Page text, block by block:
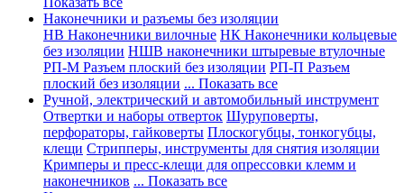
Наконечники и разъемы без изоляции
НВ Наконечники вилочные НК Наконечники кольцевые
без изоляции НШВ наконечники штыревые втулочные
РП-М Разъем плоский без изоляции РП-П Разъем
плоский без изоляции ... Показать все
Ручной, электрический и автомобильный инструмент
Отвертки и наборы отверток Шуруповерты,
перфораторы, гайковерты Плоскогубцы, тонкогубцы,
клещи Стрипперы, инструменты для снятия изоляции
Кримперы и пресс-клещи для опрессовки клемм и
наконечников ... Показать все